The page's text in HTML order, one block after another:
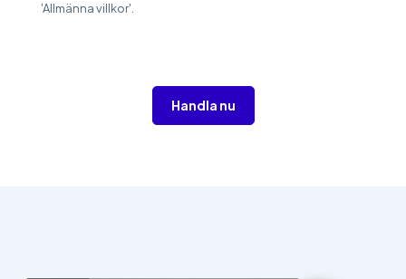
'Allmänna villkor'.
Handla nu